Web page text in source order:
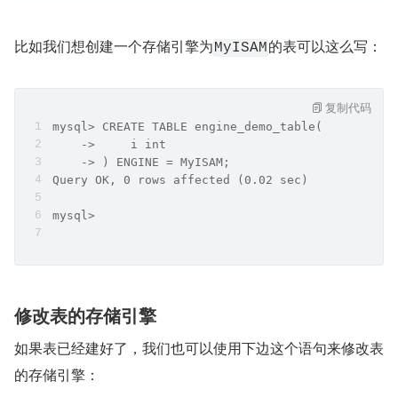
比如我们想创建一个存储引擎为MyISAM的表可以这么写：
mysql> CREATE TABLE engine_demo_table(
    ->     i int
    -> ) ENGINE = MyISAM;
Query OK, 0 rows affected (0.02 sec)
mysql>
复制代码
修改表的存储引擎
如果表已经建好了，我们也可以使用下边这个语句来修改表
的存储引擎：